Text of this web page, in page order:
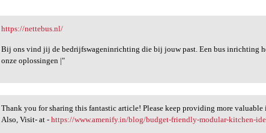
https://nettebus.nl/
https://nettebus.nl/
Bij ons vind jij de bedrijfswageninrichting die bij jouw past. Een bus inrichting
onze oplossingen |"
Thank you for sharing this
Thank you for sharing this fantastic article! Please keep providing more
Also, Visit- at -https://www.amenify.in/blog/budget-friendly-modular-kitchen-